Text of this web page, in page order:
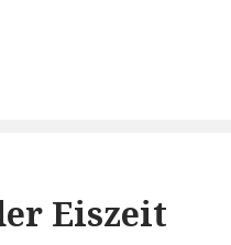
Eiszeit